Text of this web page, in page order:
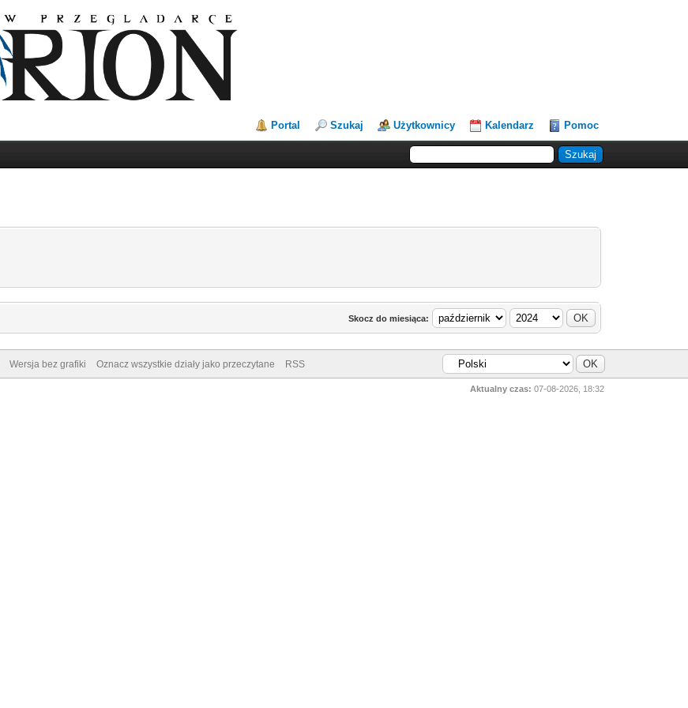
Portal Szukaj Użytkownicy Kalendarz Pomoc
Skocz do miesiąca:
Wersja bez grafiki Oznacz wszystkie działy jako przeczytane RSS
Aktualny czas: 07-08-2026, 18:32